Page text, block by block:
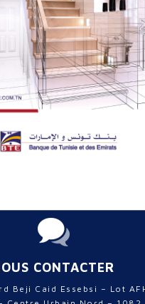
CONTACTER
Beji Caid Essebsi – Lot